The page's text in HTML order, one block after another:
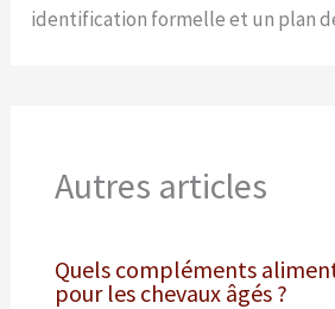
identification formelle et un plan
Autres articles
Quels compléments
pour les chevaux âgés ?